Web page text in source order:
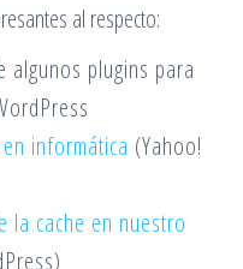
al respecto:
algunos plugins para
informática (Yahoo!
la cache en nuestro